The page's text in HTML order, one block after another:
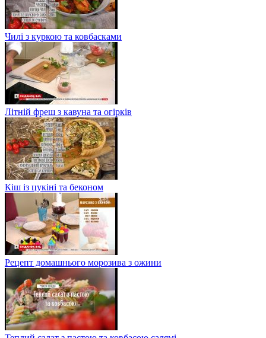
Чилі з куркою та ковбасками
Літній фреш з кавуна та огірків
Кіш із цукіні та беконом
Рецепт домашнього морозива з ожини